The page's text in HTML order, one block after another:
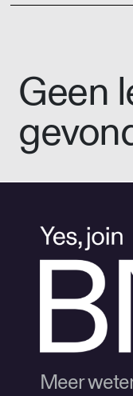
Geen
Meer